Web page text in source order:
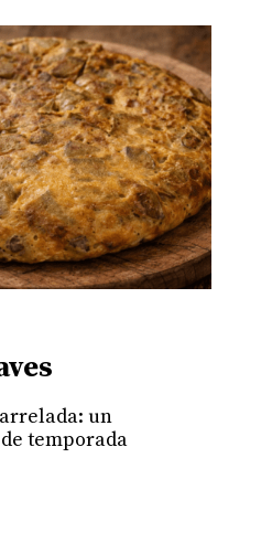
un
temporada